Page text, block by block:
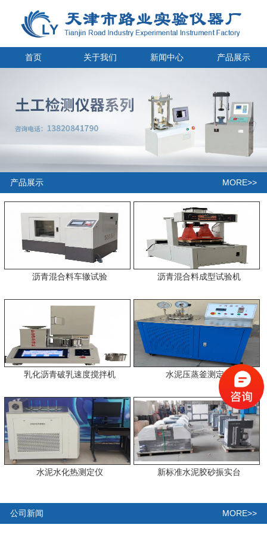
首页 关于我们 新闻中心 产品展示
产品展示 MORE>>
沥青混合料车辙试验 沥青混合料成型试验机
乳化沥青破乳速度搅拌机 水泥压蒸釜测定仪
水泥水化热测定仪 新标准水泥胶砂振实台
公司新闻 MORE>>